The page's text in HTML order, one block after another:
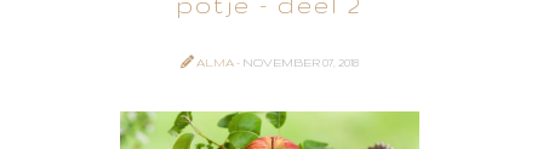
ALMA - NOVEMBER 07, 2018